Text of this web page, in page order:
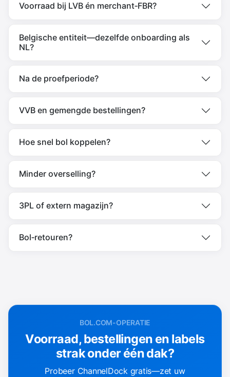
Voorraad bij LVB én merchant‑FBR?
Belgische entiteit—dezelfde onboarding als
NL?
Na de proefperiode?
VVB en gemengde bestellingen?
Hoe snel bol koppelen?
Minder overselling?
3PL of extern magazijn?
Bol‑retouren?
BOL.COM-OPERATIE
Voorraad, bestellingen en labels
strak onder één dak?
Probeer ChannelDock gratis—zet uw